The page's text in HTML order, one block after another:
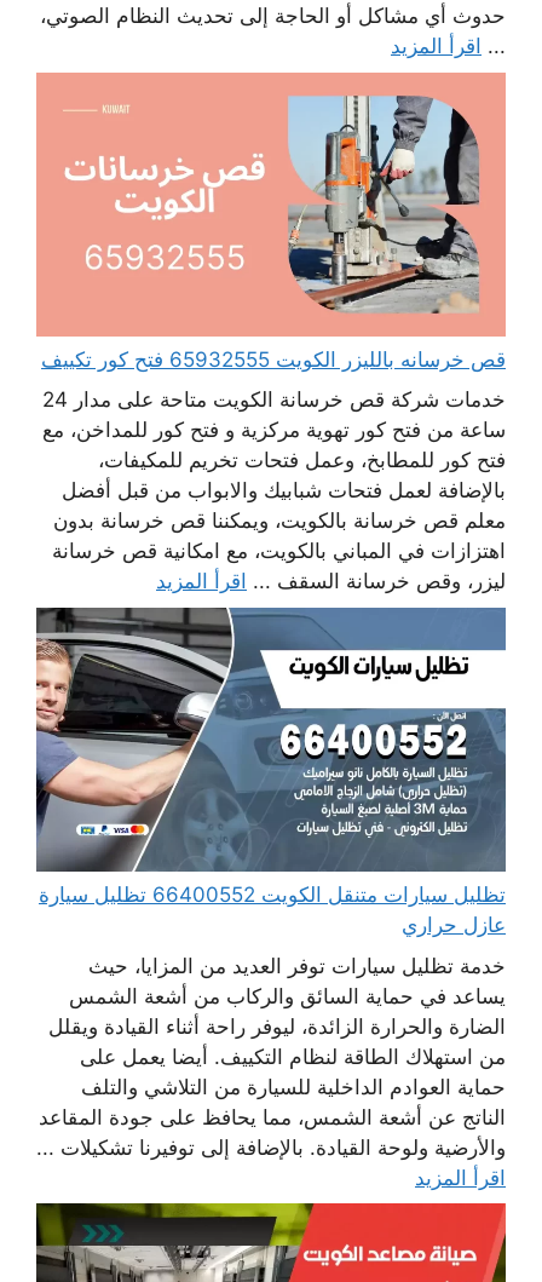
حدوث أي مشاكل أو الحاجة إلى تحديث النظام الصوتي،
... اقرأ المزيد
قص خرسانه بالليزر الكويت 65932555 فتح كور تكييف
خدمات شركة قص خرسانة الكويت متاحة على مدار 24
ساعة من فتح كور تهوية مركزية و فتح كور للمداخن، مع
فتح كور للمطابخ، وعمل فتحات تخريم للمكيفات،
بالإضافة لعمل فتحات شبابيك والابواب من قبل أفضل
معلم قص خرسانة بالكويت، ويمكننا قص خرسانة بدون
اهتزازات في المباني بالكويت، مع امكانية قص خرسانة
ليزر، وقص خرسانة السقف ... اقرأ المزيد
تظليل سيارات متنقل الكويت 66400552 تظليل سيارة
عازل حراري
خدمة تظليل سيارات توفر العديد من المزايا، حيث
يساعد في حماية السائق والركاب من أشعة الشمس
الضارة والحرارة الزائدة، ليوفر راحة أثناء القيادة ويقلل
من استهلاك الطاقة لنظام التكييف. أيضا يعمل على
حماية العوادم الداخلية للسيارة من التلاشي والتلف
الناتج عن أشعة الشمس، مما يحافظ على جودة المقاعد
والأرضية ولوحة القيادة. بالإضافة إلى توفيرنا تشكيلات ...
اقرأ المزيد